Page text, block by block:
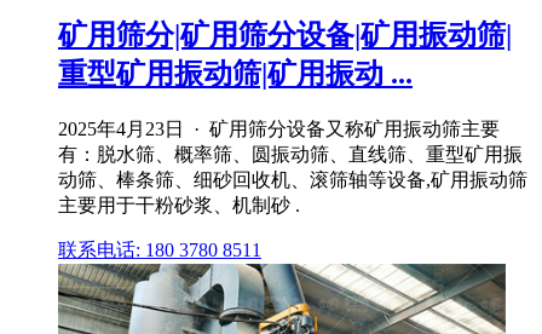
矿用筛分|矿用筛分设备|矿用振动筛|
重型矿用振动筛|矿用振动 ...
2025年4月23日 · 矿用筛分设备又称矿用振动筛主要
有：脱水筛、概率筛、圆振动筛、直线筛、重型矿用振
动筛、棒条筛、细砂回收机、滚筛轴等设备,矿用振动筛
主要用于干粉砂浆、机制砂 .
联系电话: 180 3780 8511